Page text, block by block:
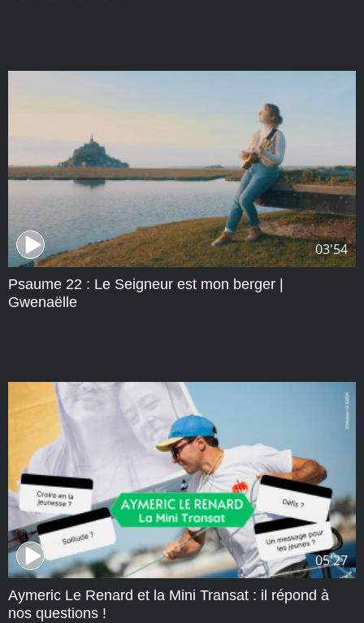
03'54
Psaume 22 : Le Seigneur est mon berger |
Gwenaëlle
05'27
Aymeric Le Renard et la Mini Transat : il répond à
nos questions !